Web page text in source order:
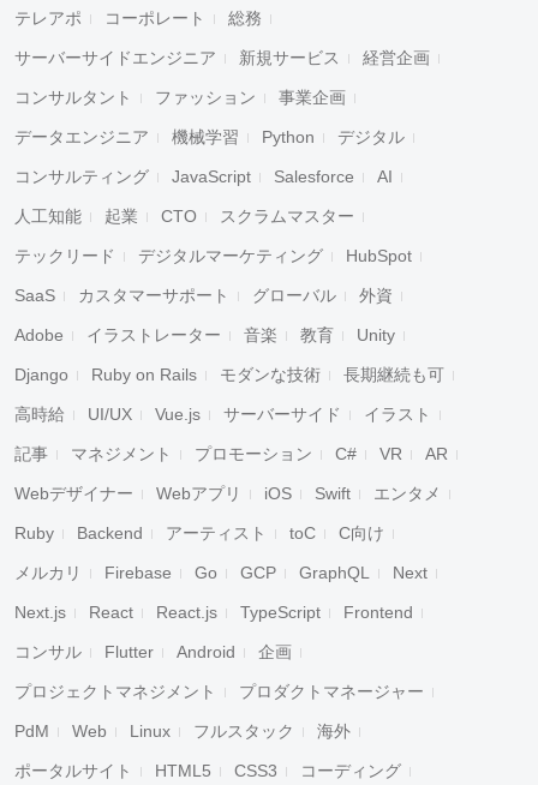
テレアポ コーポレート 総務
サーバーサイドエンジニア 新規サービス 経営企画
コンサルタント ファッション 事業企画
データエンジニア 機械学習 Python デジタル
コンサルティング JavaScript Salesforce AI
人工知能 起業 CTO スクラムマスター
テックリード デジタルマーケティング HubSpot
SaaS カスタマーサポート グローバル 外資
Adobe イラストレーター 音楽 教育 Unity
Django Ruby on Rails モダンな技術 長期継続も可
高時給 UI/UX Vue.js サーバーサイド イラスト
記事 マネジメント プロモーション C# VR AR
Webデザイナー Webアプリ iOS Swift エンタメ
Ruby Backend アーティスト toC C向け
メルカリ Firebase Go GCP GraphQL Next
Next.js React React.js TypeScript Frontend
コンサル Flutter Android 企画
プロジェクトマネジメント プロダクトマネージャー
PdM Web Linux フルスタック 海外
ポータルサイト HTML5 CSS3 コーディング